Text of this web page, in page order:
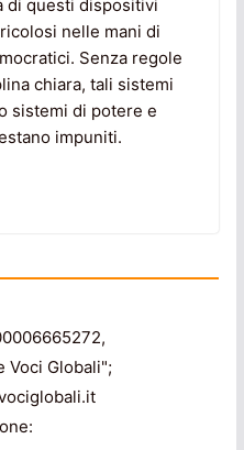
di questi dispositivi
nelle mani di
Senza regole
chiara, tali sistemi
sistemi di potere e
impuniti.
Voci Globali";